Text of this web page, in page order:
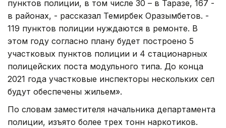
пунктов полиции, в том числе 30 – в Таразе, 167 -
в районах, - рассказал Темирбек Оразымбетов. -
119 пунктов полиции нуждаются в ремонте. В
этом году согласно плану будет построено 5
участковых пунктов полиции и 4 стационарных
полицейских поста модульного типа. До конца
2021 года участковые инспекторы нескольких сел
будут обеспечены жильем».
По словам заместителя начальника департамента
полиции, изъято более трех тонн наркотиков.